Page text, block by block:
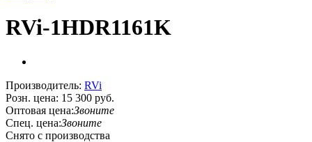
RVi-1HDR1161K
Производитель: RVi
Розн. цена: 15 300 руб.
Оптовая цена:Звоните
Спец. цена:Звоните
Снято с производства